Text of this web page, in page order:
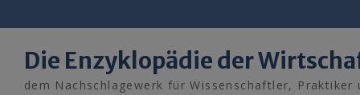
to
Die Enzyklopädie der
dem Nachschlagewerk für Wissenschaftler, Praktiker